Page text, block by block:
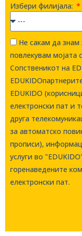
Избери филијала:
Не сакам да знам
повлекувам мојата
Сопственикот на
EDUKIDO
електронски пат и
друга
за автоматско
прописи),
услуги во
горенаведените
електронски пат.